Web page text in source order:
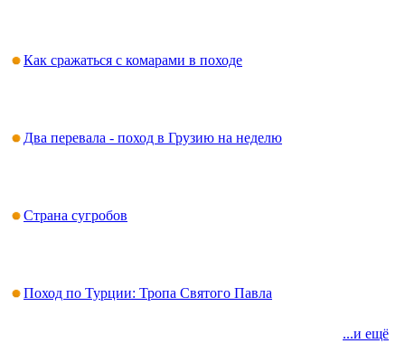
Как сражаться с комарами в походе
Два перевала - поход в Грузию на неделю
Страна сугробов
Поход по Турции: Тропа Святого Павла
...и ещё